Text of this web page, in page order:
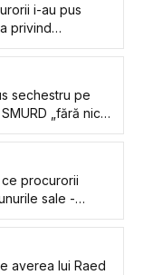
i-au pus
privind
pentru SMURD
sechestru pe
„fără nicio
până astăzi de
procurorii
sale -
averea lui Raed